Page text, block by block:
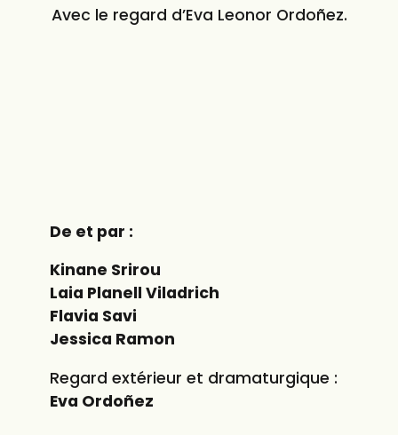
Avec le regard d’Eva Leonor Ordoñez.
De et par :
Kinane Srirou
Laia Planell Viladrich
Flavia Savi
Jessica Ramon
Regard extérieur et dramaturgique :
Eva Ordoñez